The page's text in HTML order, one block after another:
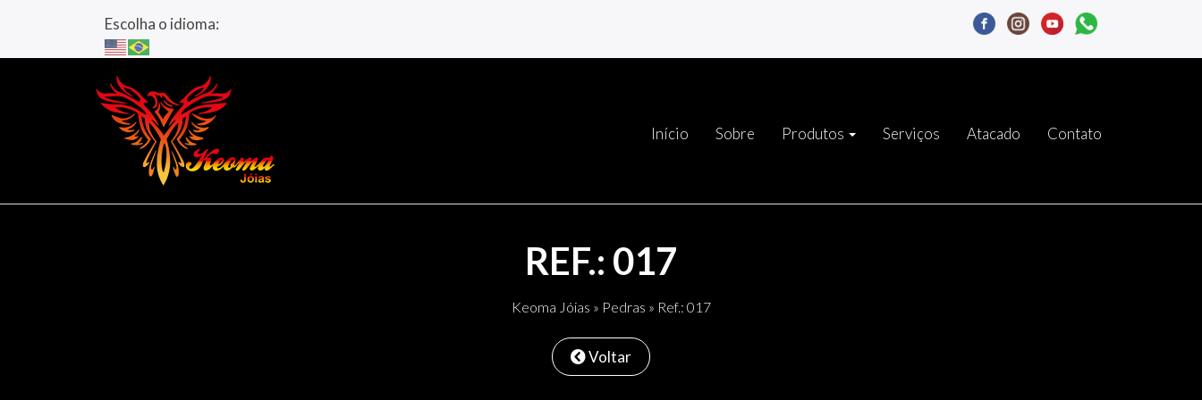
Escolha o idioma:
Início Sobre Produtos Serviços Atacado Contato
REF.: 017
Keoma Jóias » Pedras » Ref.: 017
Voltar